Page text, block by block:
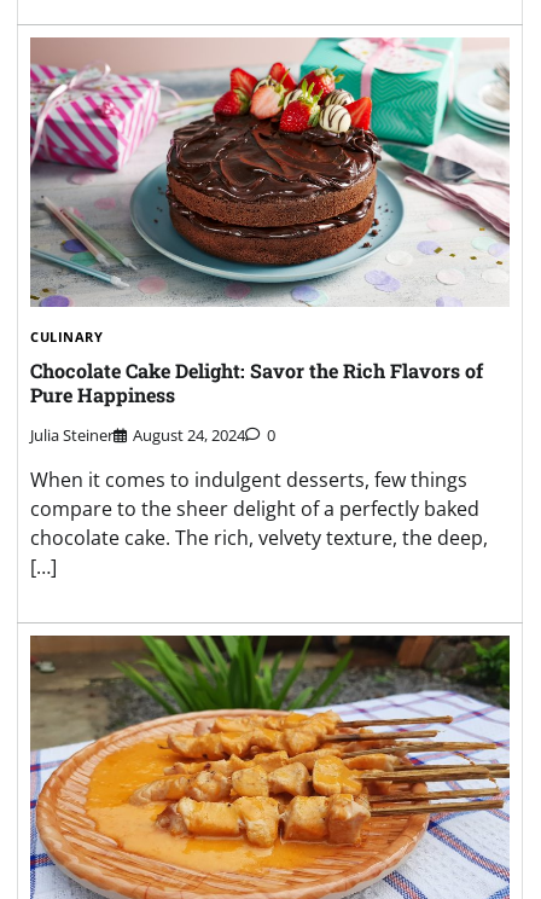
CULINARY
Chocolate Cake Delight: Savor the Rich Flavors of
Pure Happiness
Julia Steiner August 24, 2024 0
When it comes to indulgent desserts, few things
compare to the sheer delight of a perfectly baked
chocolate cake. The rich, velvety texture, the deep,
[…]